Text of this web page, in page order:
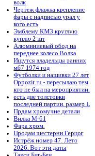
волк
Чертеж флажка крепление
фары с надписью урал у
кого есть
Эмблему КМЗ круглую
куплю 2 шт
Алюминиевый обод на
переднее колесо Волка
Ищутся владельцы ранних
м67 1974 год
Футболки и нашивки 27 лет
Oppozit.ru - пересылаю тем
кто не был на мероприятии.
есть две толстовки
последней партии. размер L
Прдам хромучие детали
Вилка М-61
Фара хром.
Продам шестерни Герцог
Истрёж номер 47. Лето
2026. Вот эти даты